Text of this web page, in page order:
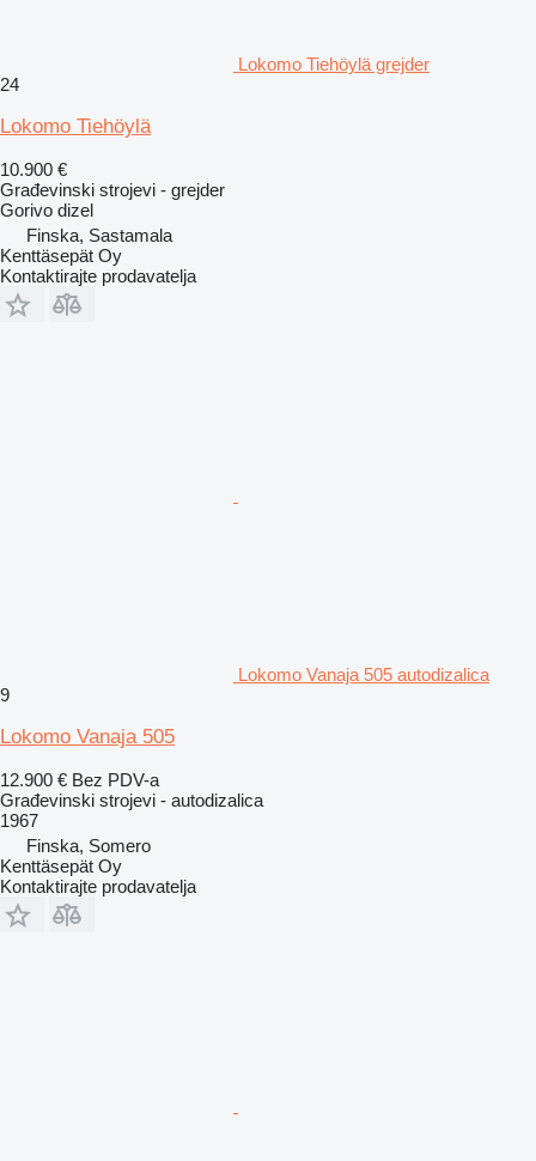
Lokomo Tiehöylä grejder
24
Lokomo Tiehöylä
10.900 €
Građevinski strojevi - grejder
Gorivo dizel
Finska, Sastamala
Kenttäsepät Oy
Kontaktirajte prodavatelja
Lokomo Vanaja 505 autodizalica
9
Lokomo Vanaja 505
12.900 € Bez PDV-a
Građevinski strojevi - autodizalica
1967
Finska, Somero
Kenttäsepät Oy
Kontaktirajte prodavatelja